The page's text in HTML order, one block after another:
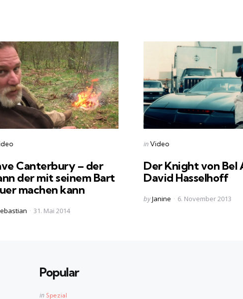
Canterbury – der
der mit seinem Bart
machen kann
31. Mai 2014
Categories
Posted
inVideo
Der Knight von Bel
David Hasselhoff
Posted
byJanine 6. November 2013
Popular
Posted
in Spezial